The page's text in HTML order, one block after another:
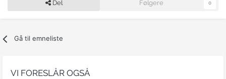
Del Følgere 0
Gå til emneliste
VI FORESLÅR OGSÅ